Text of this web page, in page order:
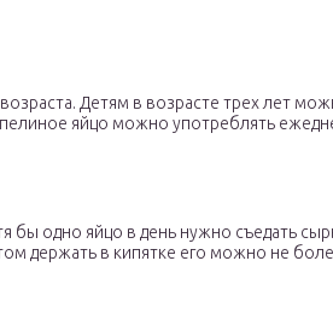
Детям в возрасте трех лет
яйцо можно употреблять
бы одно яйцо в день нужно съедать
держать в кипятке его можно не